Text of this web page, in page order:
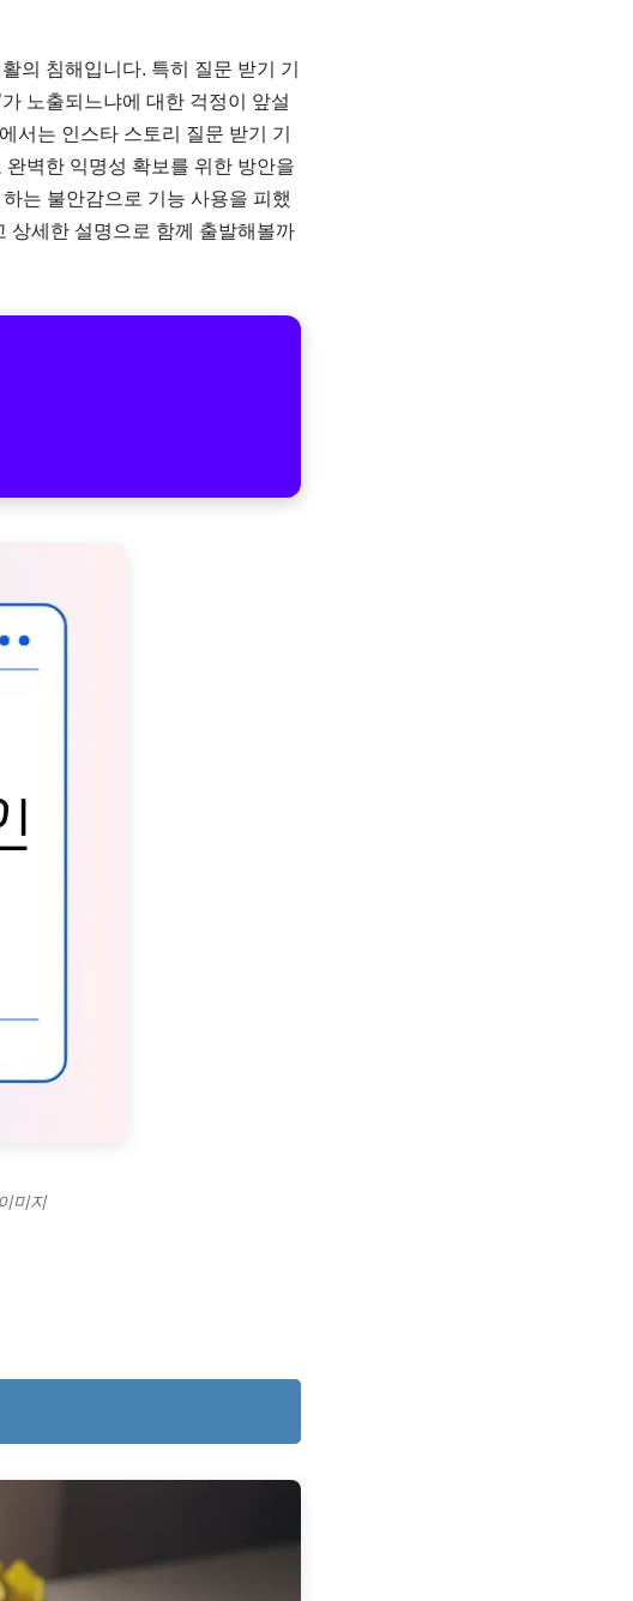
의 침해입니다. 특히 질문 받기 기
노출되느냐에 대한 걱정이 앞설
서는 인스타 스토리 질문 받기 기
벽한 익명성 확보를 위한 방안을
는 불안감으로 기능 사용을 피했
상세한 설명으로 함께 출발해볼까
미지